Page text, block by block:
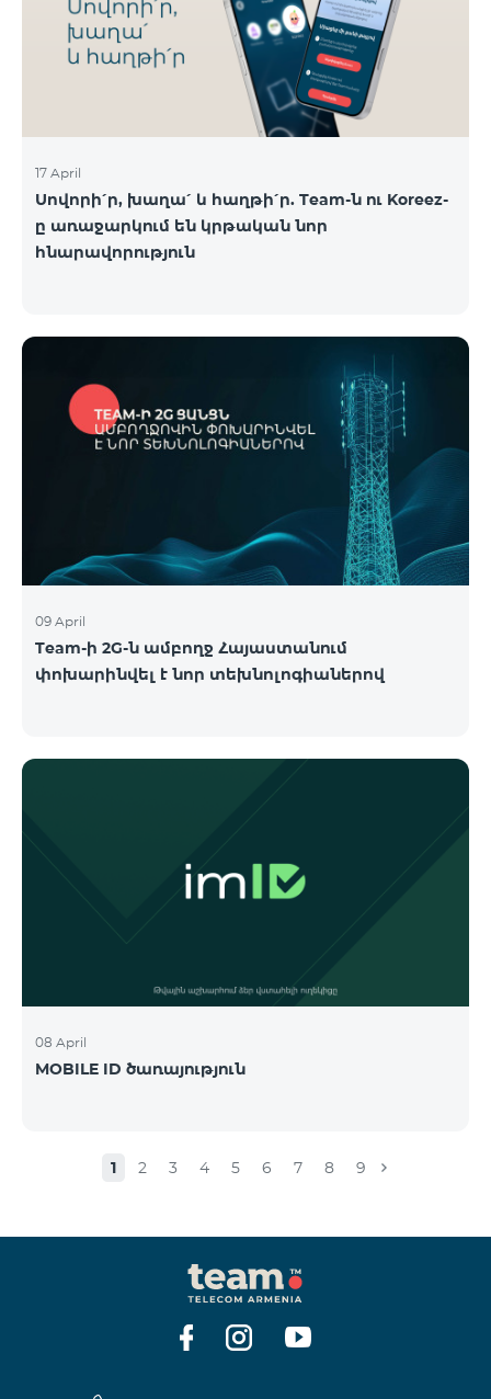
17 April
Սովորի՛ր, խաղա՛ և հաղթի՛ր. Team-ն ու Koreez-
ը առաջարկում են կրթական նոր
հնարավորություն
09 April
Team-ի 2G-ն ամբողջ Հայաստանում
փոխարինվել է նոր տեխնոլոգիաներով
08 April
MOBILE ID ծառայություն
1 2 3 4 5 6 7 8 9